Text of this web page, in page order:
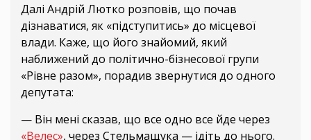
Далі Андрій Лютко розповів, що почав
дізнаватися, як «підступитись» до місцевої
влади. Каже, що його знайомий, який
наближений до політично-бізнесової групи
«Рівне разом», порадив звернутися до одного
депутата:
— Він мені сказав, що все одно все йде через
«Велес», через Стельмащука — ідіть до нього.